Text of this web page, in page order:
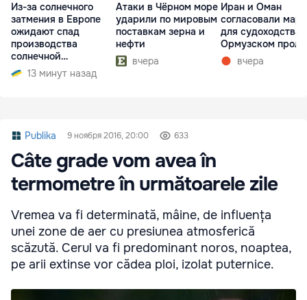
Из-за солнечного
затмения в Европе
ожидают спад
производства
солнечной
электроэнергии
13 минут назад
Атаки в Чёрном море
ударили по мировым
поставкам зерна и
нефти
вчера
Иран и Оман
согласовали
для судоходства
Ормузском
вчера
Publika 9 ноября 2016, 20:00 633
Câte grade vom avea în
termometre în următoarele zile
Vremea va fi determinată, mâine, de influența
unei zone de aer cu presiunea atmosferică
scăzută. Cerul va fi predominant noros, noaptea,
pe arii extinse vor cădea ploi, izolat puternice.